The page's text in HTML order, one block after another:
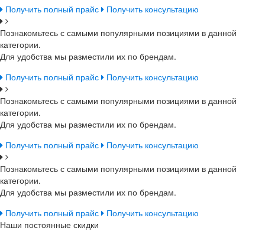
Получить полный прайс
Получить консультацию
Познакомьтесь с самыми популярными позициями в данной
категории.
Для удобства мы разместили их по брендам.
Получить полный прайс
Получить консультацию
Познакомьтесь с самыми популярными позициями в данной
категории.
Для удобства мы разместили их по брендам.
Получить полный прайс
Получить консультацию
Познакомьтесь с самыми популярными позициями в данной
категории.
Для удобства мы разместили их по брендам.
Получить полный прайс
Получить консультацию
Наши постоянные скидки